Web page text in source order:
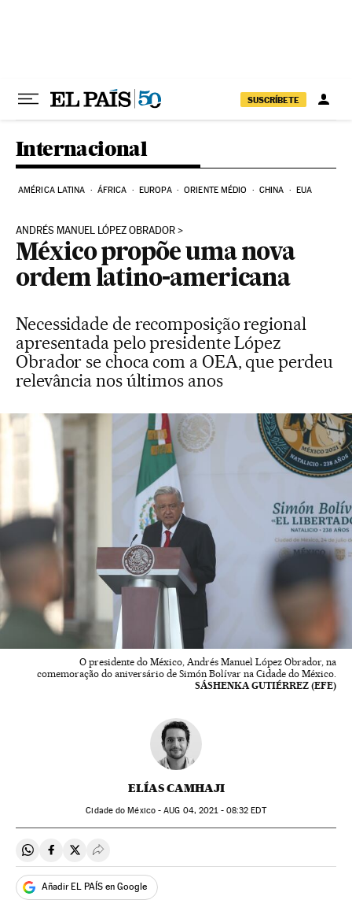
SUSCRÍBETE
Internacional
AMÉRICA LATINA ÁFRICA EUROPA ORIENTE MÉDIO CHINA EUA
ANDRÉS MANUEL LÓPEZ OBRADOR
México propõe uma nova
ordem latino-americana
Necessidade de recomposição regional
apresentada pelo presidente López
Obrador se choca com a OEA, que perdeu
relevância nos últimos anos
O presidente do México, Andrés Manuel López Obrador, na
comemoração do aniversário de Simón Bolívar na Cidade do México.
SÁSHENKA GUTIÉRREZ (EFE)
ELÍAS CAMHAJI
Cidade do México -AUG 04, 2021 - 08:32 EDT
Compartir en Whatsapp
Compartir en Facebook
Compartir en Twitter
Desplegar Redes Sociales
Añadir EL PAÍS en Google